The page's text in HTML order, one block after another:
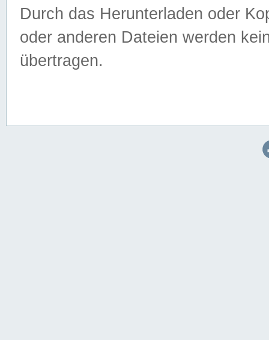
Durch das Herunterladen oder
oder anderen Dateien werden
übertragen.